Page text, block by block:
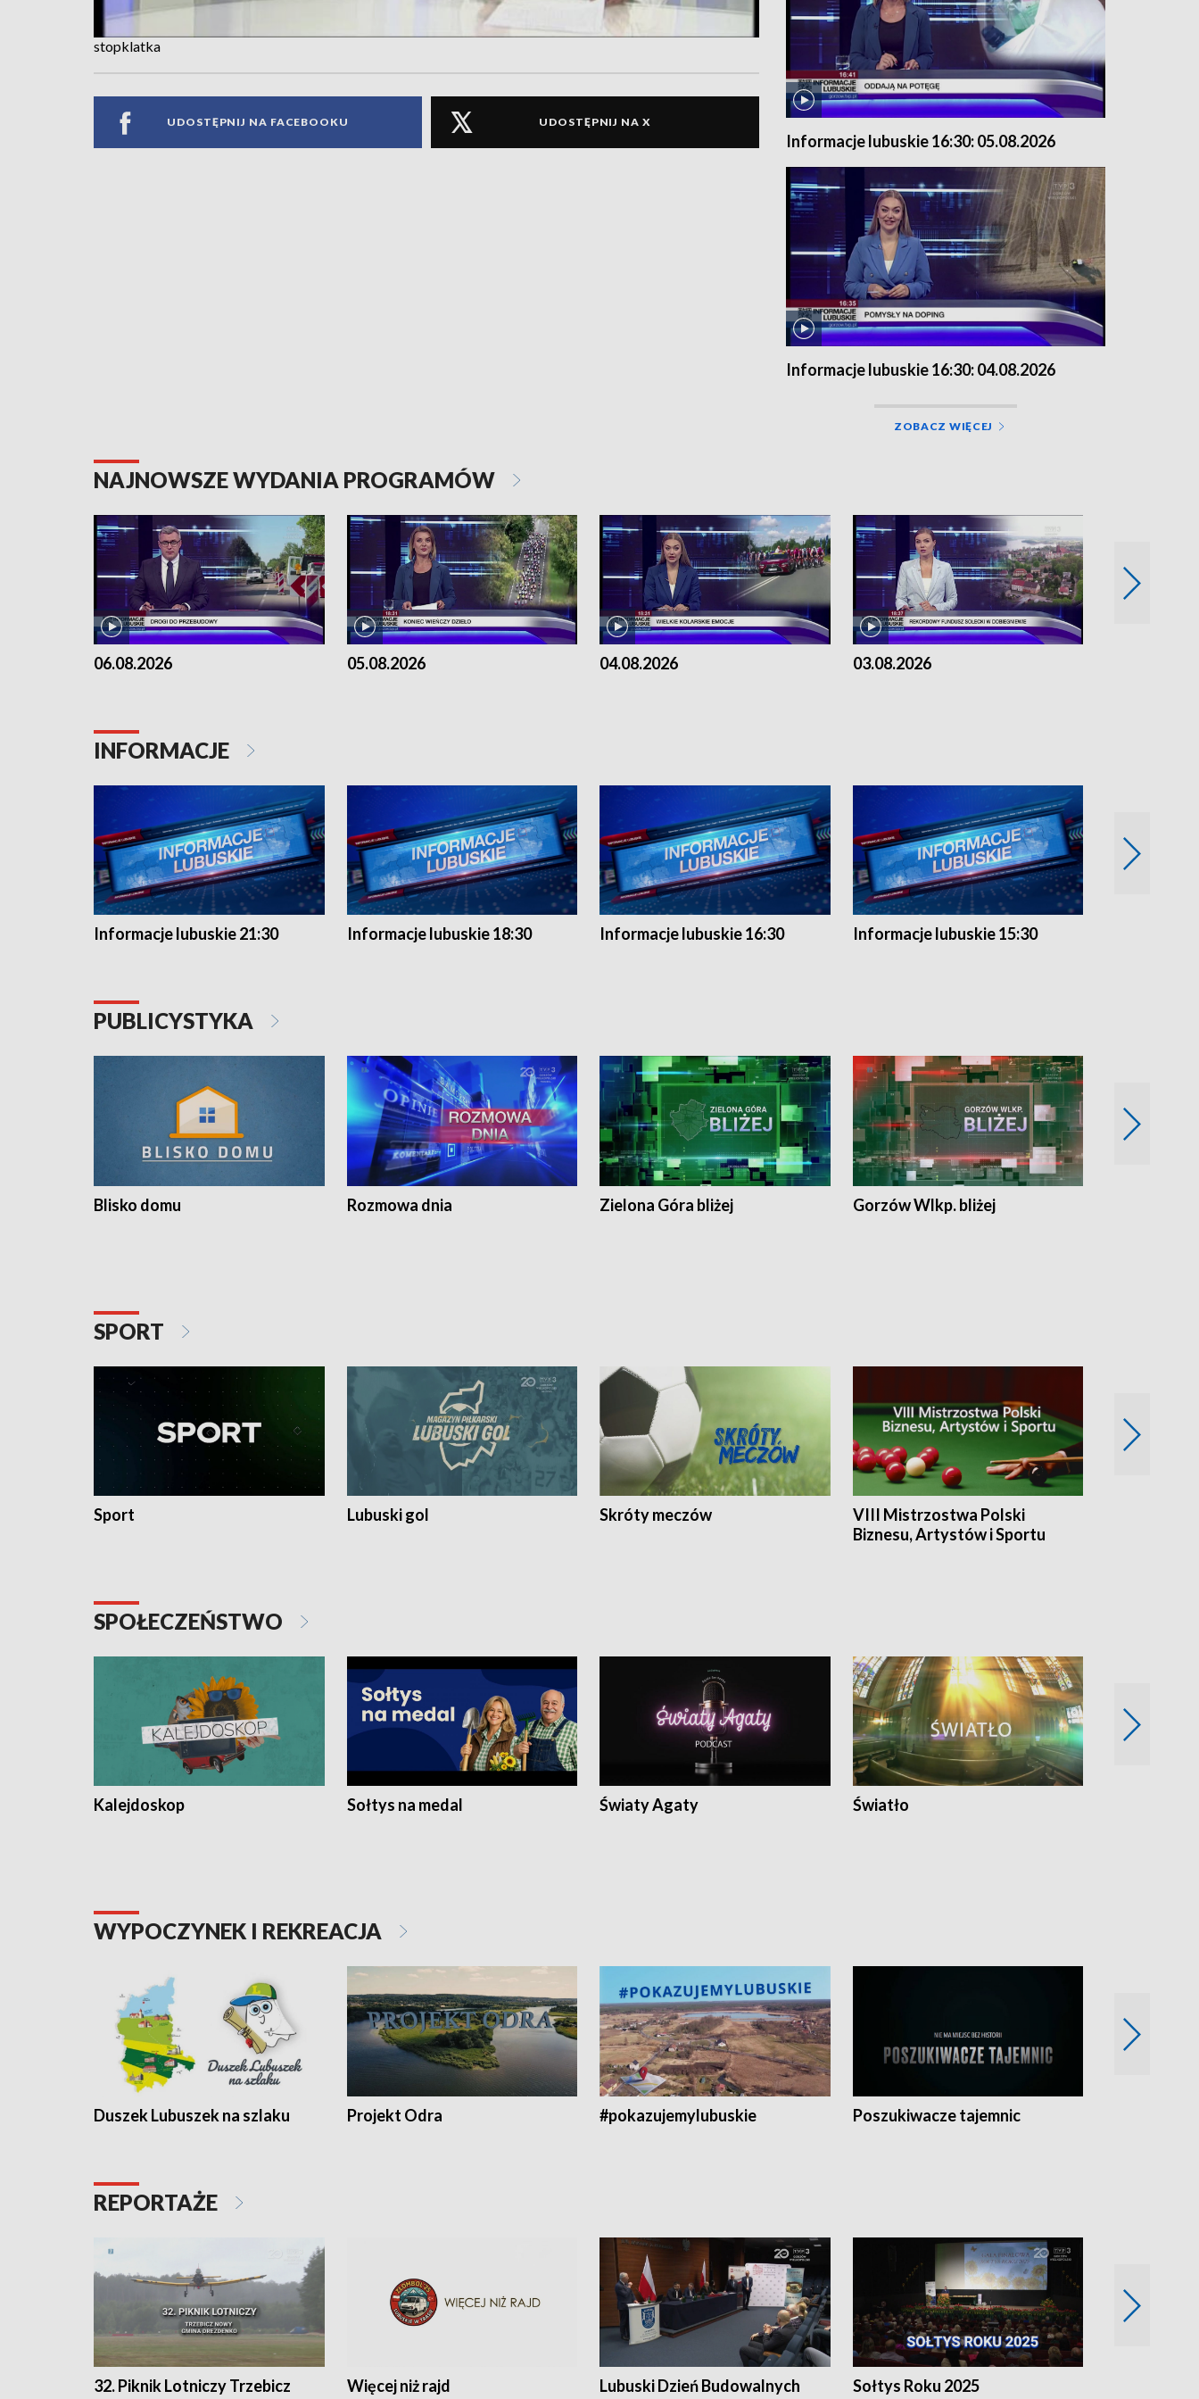
stopklatka
UDOSTĘPNIJ NA FACEBOOKU UDOSTĘPNIJ NA X
Informacje lubuskie 16:30: 05.08.2026
Informacje lubuskie 16:30: 04.08.2026
ZOBACZ WIĘCEJ
NAJNOWSZE WYDANIA PROGRAMÓW
06.08.2026 05.08.2026 04.08.2026 03.08.2026
INFORMACJE
Informacje lubuskie 21:30 Informacje lubuskie 18:30 Informacje lubuskie 16:30 Informacje lubuskie 15:30
PUBLICYSTYKA
Blisko domu Rozmowa dnia Zielona Góra bliżej Gorzów Wlkp. bliżej
SPORT
Sport Lubuski gol Skróty meczów
VIII Mistrzostwa Polski
Biznesu, Artystów i Sportu
SPOŁECZEŃSTWO
Kalejdoskop Sołtys na medal Światy Agaty Światło
WYPOCZYNEK I REKREACJA
Duszek Lubuszek na szlaku Projekt Odra #pokazujemylubuskie Poszukiwacze tajemnic
REPORTAŻE
32. Piknik Lotniczy Trzebicz
Więcej niż rajd Lubuski Dzień Budowalnych Sołtys Roku 2025